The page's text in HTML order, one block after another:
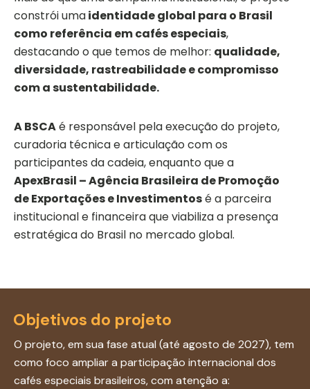
constrói umaidentidade global para o Brasil
como referência em cafés especiais,
destacando o que temos de melhor: qualidade,
diversidade, rastreabilidade e compromisso
com a sustentabilidade.
A BSCAé responsável pela execução do projeto,
curadoria técnica e articulação com os
participantes da cadeia, enquanto que a
ApexBrasil – Agência Brasileira de Promoção
de Exportações e Investimentosé a parceira
institucional e financeira que viabiliza a presença
estratégica do Brasil no mercado global.
Objetivos do projeto
O projeto, em sua fase atual (até agosto de 2027), tem
como foco ampliar a participação internacional dos
cafés especiais brasileiros, com atenção a: